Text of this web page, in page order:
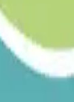
n'oubliez pas de
ou via
le bouton